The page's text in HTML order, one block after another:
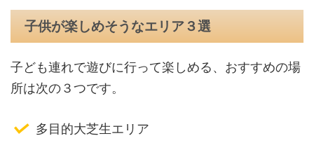
子供が楽しめそうなエリア３選
子ども連れで遊びに行って楽しめる、おすすめの場
所は次の３つです。
多目的大芝生エリア